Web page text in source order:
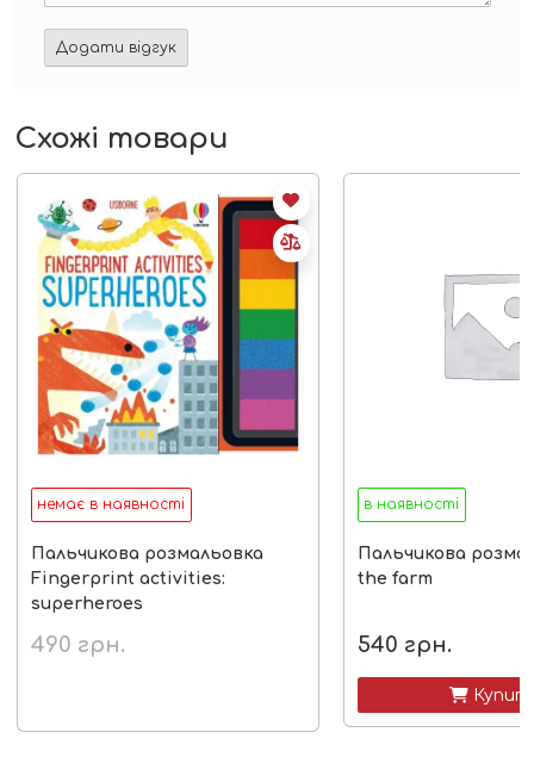
Схожі товари
немає в наявності
Пальчикова розмальовка
Fingerprint activities:
superheroes
490 грн.
в наявності
Пальчикова
the farm
540 грн.
